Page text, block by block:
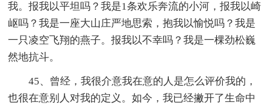
我。报我以平坦吗？我是1条欢乐奔流的小河，报我以崎
岖吗？我是一座大山庄严地思索，抱我以愉悦吗？我是
一只凌空飞翔的燕子。报我以不幸吗？我是一棵劲松巍
然地抗斗。
45、曾经，我很介意我在意的人是怎么评价我的，
也很在意别人对我的定义。如今，我已经撇开了生命中